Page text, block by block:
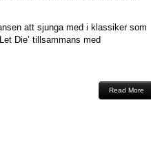
att sjunga med i klassiker som
Die’ tillsammans med
Read More